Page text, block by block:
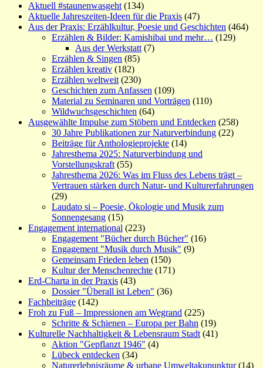
Aktuell #staunenwasgeht (134)
Aktuelle Jahreszeiten-Ideen für die Praxis (47)
Aus der Praxis: Erzählkultur, Poesie und Geschichten (464)
Erzählen & Bilder: Kamishibai und mehr… (129)
Aus der Werkstatt (7)
Erzählen & Singen (85)
Erzählen kreativ (182)
Erzählen weltweit (230)
Geschichten zum Anfassen (109)
Material zu Seminaren und Vorträgen (110)
Wildwuchsgeschichten (64)
Ausgewählte Impulse zum Stöbern und Entdecken (258)
30 Jahre Publikationen zur Naturverbindung (22)
Beiträge für Anthologieprojekte (14)
Jahresthema 2025: Naturverbindung und
Vorstellungskraft (55)
Jahresthema 2026: Was im Fluss des Lebens trägt –
Vertrauen stärken durch Natur- und Kulturerfahrungen
(29)
Laudato si – Poesie, Ökologie und Musik zum
Sonnengesang (15)
Engagement international (223)
Engagement "Bücher durch Bücher" (16)
Engagement "Musik durch Musik" (9)
Gemeinsam Frieden leben (150)
Kultur der Menschenrechte (171)
Erd-Charta in der Praxis (43)
Dossier "Überall ist Leben" (36)
Fachbeiträge (142)
Froh zu Fuß – Impressionen am Wegrand (225)
Schritte & Schienen – Europa per Bahn (19)
Kulturelle Nachhaltigkeit & Lebensraum Stadt (41)
Aktion "Gepflanzt 1946" (4)
Lübeck entdecken (34)
Naturerlebnisräume & urbane Umweltakupunktur(14)